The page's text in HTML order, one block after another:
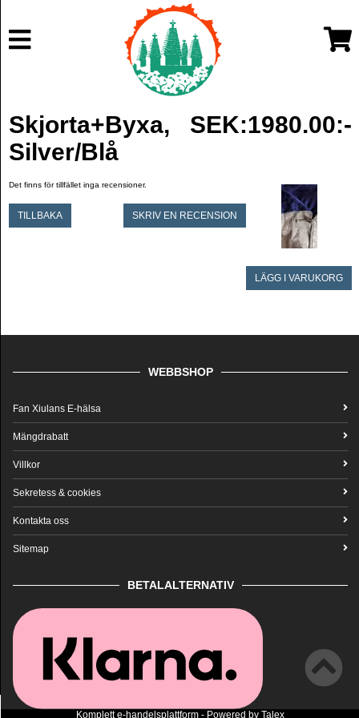
Skjorta+Byxa,
Silver/Blå
SEK:1980.00:-
Det finns för tillfället inga recensioner.
TILLBAKA SKRIV EN RECENSION
LÄGG I VARUKORG
WEBBSHOP
Fan Xiulans E-hälsa
Mängdrabatt
Villkor
Sekretess & cookies
Kontakta oss
Sitemap
BETALALTERNATIV
Komplette-handelsplattform - Powered by Talex